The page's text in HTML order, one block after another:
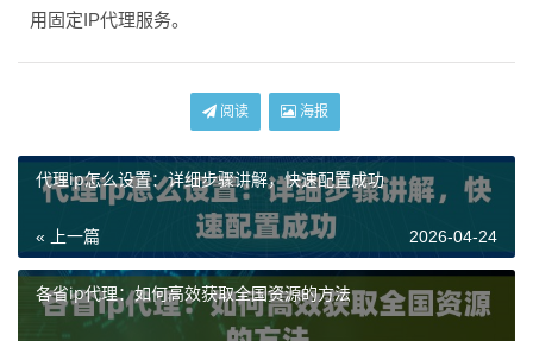
用固定IP代理服务。
阅读 海报
代理ip怎么设置：详细步骤讲解，快速配置成功
« 上一篇 2026-04-24
各省ip代理：如何高效获取全国资源的方法